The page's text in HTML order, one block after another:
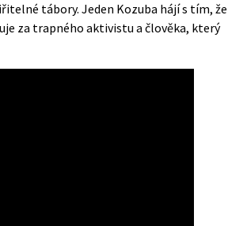
tábory. Jeden Kozuba hájí s tím, že
za trapného aktivistu a člověka, který